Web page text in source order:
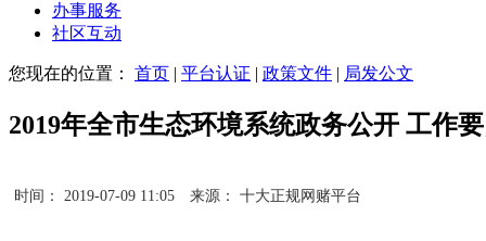
办事服务
社区互动
您现在的位置： 首页 | 平台认证 | 政策文件 | 局发公文
2019年全市生态环境系统政务公开 工作
时间： 2019-07-09 11:05 来源： 十大正规网赌平台